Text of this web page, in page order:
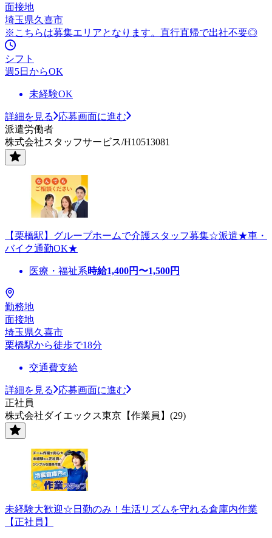
面接地
埼玉県久喜市
※こちらは募集エリアとなります。直行直帰で出社不要◎
シフト
週5日からOK
未経験OK
詳細を見る
応募画面に進む
派遣労働者
株式会社スタッフサービス/H10513081
【栗橋駅】グループホームで介護スタッフ募集☆派遣★車・
バイク通勤OK★
医療・福祉系時給1,400円〜1,500円
勤務地
面接地
埼玉県久喜市
栗橋駅から徒歩で18分
交通費支給
詳細を見る
応募画面に進む
正社員
株式会社ダイエックス東京【作業員】(29)
未経験大歓迎☆日勤のみ！生活リズムを守れる倉庫内作業
【正社員】